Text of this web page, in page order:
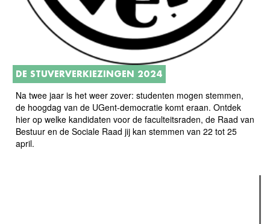
DE STUVERVERKIEZINGEN 2024
Na twee jaar is het weer zover: studenten mogen stemmen,
de hoogdag van de UGent-democratie komt eraan. Ontdek
hier op welke kandidaten voor de faculteitsraden, de Raad van
Bestuur en de Sociale Raad jij kan stemmen van 22 tot 25
april.